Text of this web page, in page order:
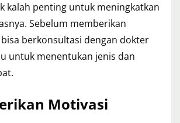
kalah penting untuk meningkatkan
Sebelum memberikan
berkonsultasi dengan dokter
untuk menentukan jenis dan
Motivasi